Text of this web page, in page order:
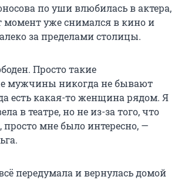
по уши влюбилась в актера,
момент уже снимался в кино и
за пределами столицы.
Просто такие
мужчины никогда не бывают
есть какая-то женщина рядом. Я
в театре, но не из-за того, что
просто мне было интересно, —
передумала и вернулась домой